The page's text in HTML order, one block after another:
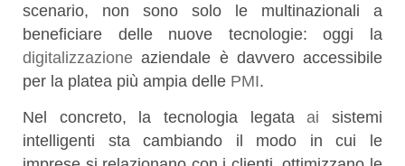
scenario, non sono solo le multinazionali a
beneficiare delle nuove tecnologie: oggi la
digitalizzazione aziendale è davvero accessibile
per la platea più ampia delle PMI.
Nel concreto, la tecnologia legataai sistemi
intelligenti sta cambiando il modo in cui le